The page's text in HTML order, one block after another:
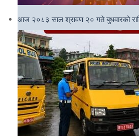
आज २०८३ साल श्रावण २० गते बुधवारको